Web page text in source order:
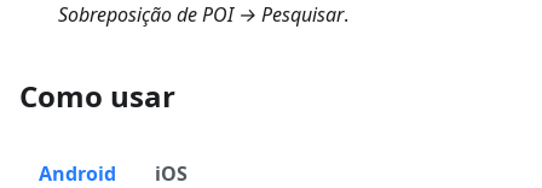
Sobreposição de POI → Pesquisar.
Como usar
Android iOS